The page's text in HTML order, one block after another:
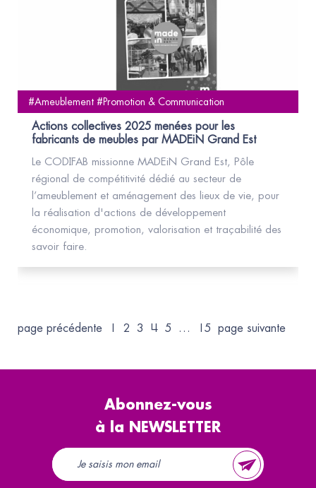
#Ameublement #Promotion & Communication
Actions collectives 2025 menées pour les
fabricants de meubles par MADEiN Grand Est
Le CODIFAB missionne MADEiN Grand Est, Pôle
régional de compétitivité dédié au secteur de
l’ameublement et aménagement des lieux de vie, pour
la réalisation d'actions de développement
économique, promotion, valorisation et traçabilité des
savoir faire.
page précédente 2 3 4 5 … 15 page suivante
Abonnez-vous
à la NEWSLETTER